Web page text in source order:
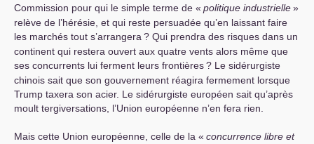
Commission pour qui le simple terme de « politique industrielle»
relève de l’hérésie, et qui reste persuadée qu’en laissant faire
les marchés tout s’arrangera ? Qui prendra des risques dans un
continent qui restera ouvert aux quatre vents alors même que
ses concurrents lui ferment leurs frontières? Le sidérurgiste
chinois sait que son gouvernement réagira fermement lorsque
Trump taxera son acier. Le sidérurgiste européen sait qu’après
moult tergiversations, l’Union européenne n’en fera rien.
Mais cette Union européenne, celle de la « concurrence libre et